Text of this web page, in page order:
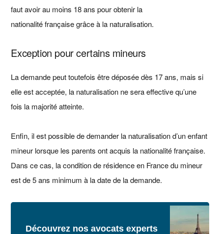
faut avoir au moins 18 ans pour obtenir la
nationalité française grâce à la naturalisation.
Exception pour certains mineurs
La demande peut toutefois être déposée dès 17 ans, mais si
elle est acceptée, la naturalisation ne sera effective qu’une
fois la majorité atteinte.
Enfin, il est possible de demander la naturalisation d’un enfant
mineur lorsque les parents ont acquis la nationalité française.
Dans ce cas, la condition de résidence en France du mineur
est de 5 ans minimum à la date de la demande.
Découvrez nos avocats experts